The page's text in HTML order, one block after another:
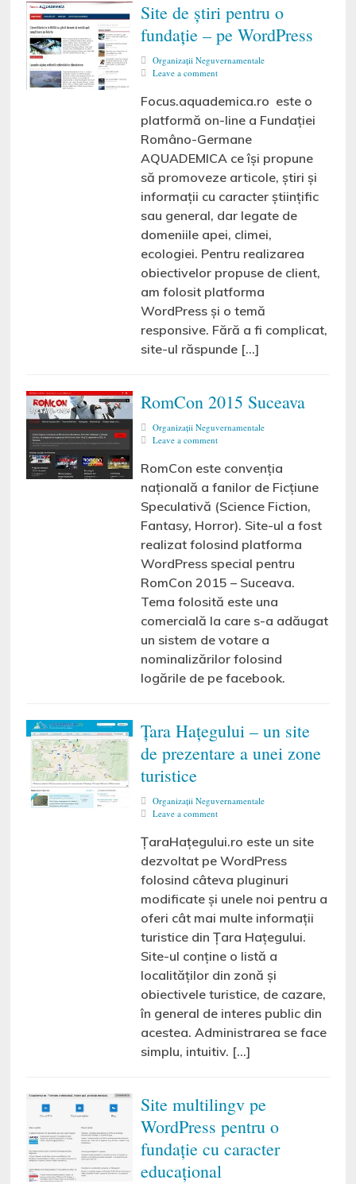
Site de știri pentru o
fundație – pe WordPress
Organizaţii Neguvernamentale
Leave a comment
Focus.aquademica.ro este o
platformă on-line a Fundației
Româno-Germane
AQUADEMICA ce își propune
să promoveze articole, știri și
informații cu caracter științific
sau general, dar legate de
domeniile apei, climei,
ecologiei. Pentru realizarea
obiectivelor propuse de client,
am folosit platforma
WordPress și o temă
responsive. Fără a fi complicat,
site-ul răspunde […]
RomCon 2015 Suceava
Organizaţii Neguvernamentale
Leave a comment
RomCon este convenția
națională a fanilor de Ficțiune
Speculativă (Science Fiction,
Fantasy, Horror). Site-ul a fost
realizat folosind platforma
WordPress special pentru
RomCon 2015 – Suceava.
Tema folosită este una
comercială la care s-a adăugat
un sistem de votare a
nominalizărilor folosind
logările de pe facebook.
Țara Hațegului – un site
de prezentare a unei zone
turistice
Organizaţii Neguvernamentale
Leave a comment
ȚaraHațegului.ro este un site
dezvoltat pe WordPress
folosind câteva pluginuri
modificate și unele noi pentru a
oferi cât mai multe informații
turistice din Țara Hațegului.
Site-ul conține o listă a
localităților din zonă și
obiectivele turistice, de cazare,
în general de interes public din
acestea. Administrarea se face
simplu, intuitiv. […]
Site multilingv pe
WordPress pentru o
fundație cu caracter
educațional